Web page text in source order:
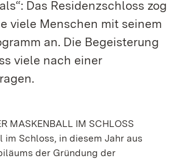
Das Residenzschloss zog
viele Menschen mit seinem
an. Die Begeisterung
viele nach einer
MASKENBALL IM SCHLOSS
im Schloss, in diesem Jahr aus
der Gründung der